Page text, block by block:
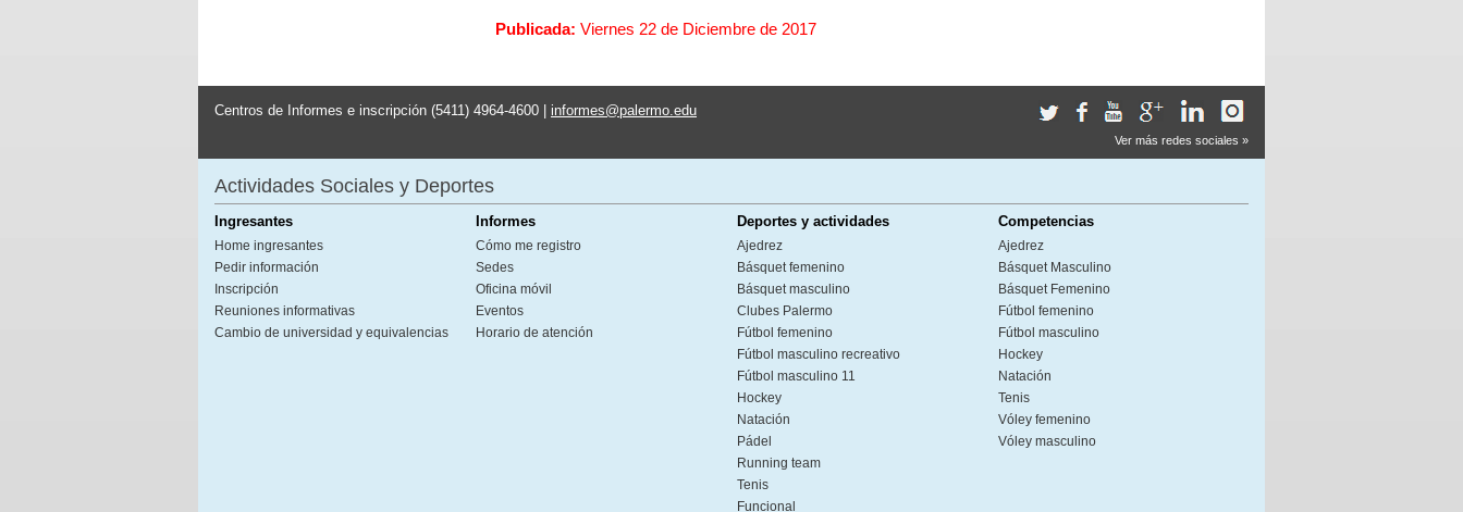
Publicada: Viernes 22 de Diciembre de 2017
Centros de Informes e inscripción (5411) 4964-4600 | informes@palermo.edu
Ver más redes sociales »
Actividades Sociales y Deportes
Ingresantes
Home ingresantes
Pedir información
Inscripción
Reuniones informativas
Cambio de universidad y equivalencias
Informes
Cómo me registro
Sedes
Oficina móvil
Eventos
Horario de atención
Deportes y actividades
Ajedrez
Básquet femenino
Básquet masculino
Clubes Palermo
Fútbol femenino
Fútbol masculino recreativo
Fútbol masculino 11
Hockey
Natación
Pádel
Running team
Tenis
Funcional
Competencias
Ajedrez
Básquet Masculino
Básquet Femenino
Fútbol femenino
Fútbol masculino
Hockey
Natación
Tenis
Vóley femenino
Vóley masculino